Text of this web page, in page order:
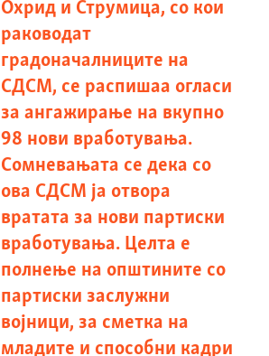
Охрид и Струмица, со кои
раководат
градоначалниците на
СДСМ, се распишаа огласи
за ангажирање на вкупно
98 нови вработувања.
Сомневањата се дека со
ова СДСМ ја отвора
вратата за нови партиски
вработувања. Целта е
полнење на општините со
партиски заслужни
војници, за сметка на
младите и способни кадри